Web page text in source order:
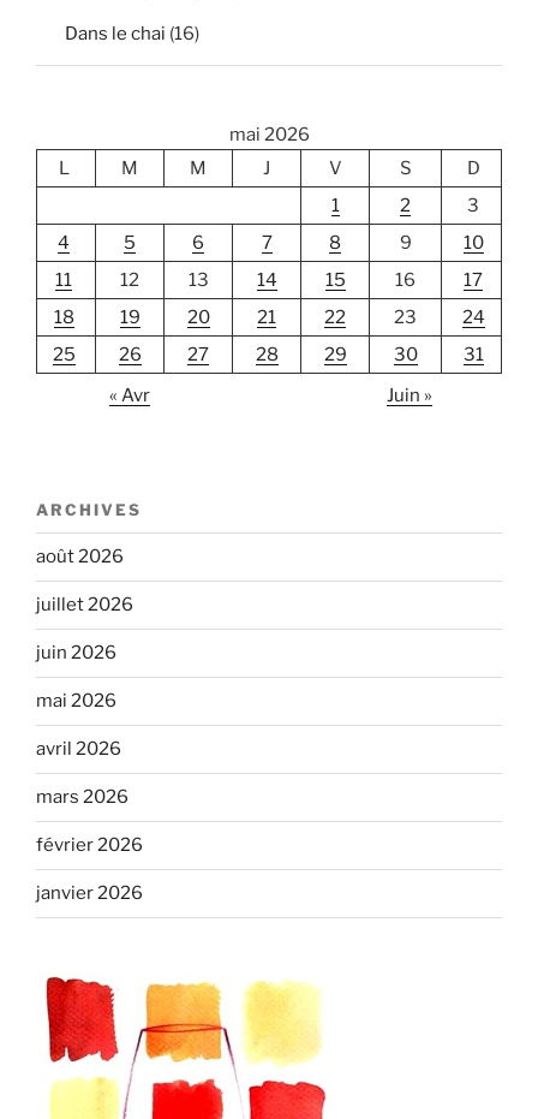
Dans le chai (16)
mai 2026
L
M M J V S
D
1
2
3
4
5 6 7 8 9
10
11
12 13 14 15 16
17
18
19 20 21 22 23
24
25
26 27 28 29 30
31
« Avr
Juin »
ARCHIVES
août 2026
juillet 2026
juin 2026
mai 2026
avril 2026
mars 2026
février 2026
janvier 2026